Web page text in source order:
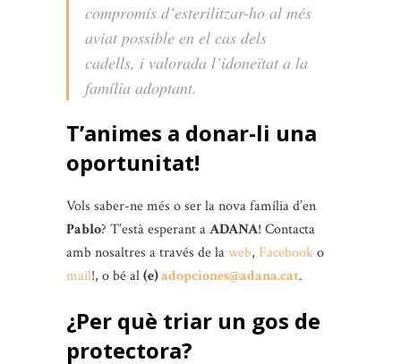
compromís d’esterilitzar-ho al més
aviat possible en el cas dels
cadells, i valorada l’idoneïtat a la
família adoptant.
T’animes a donar-li una
oportunitat!
Vols saber-ne més o ser la nova família d’en
Pablo? T’està esperant aADANA! Contacta
amb nosaltres a través de laweb, Facebooko
mail!, o bé al(e)adopciones@adana.cat.
¿Per què triar un gos de
protectora?